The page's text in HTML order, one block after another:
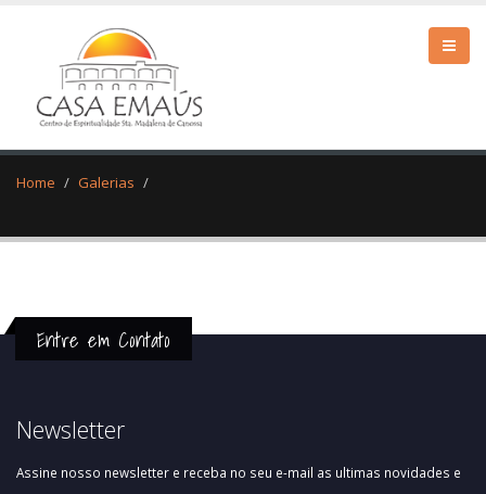
Home Galerias
Entre em Contato
Newsletter
Assine nosso newsletter e receba no seu e-mail as ultimas novidades e